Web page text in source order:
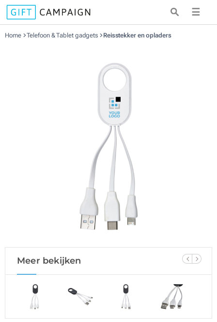
☰
Home Telefoon & Tablet gadgets Reisstekker en opladers
Meer bekijken